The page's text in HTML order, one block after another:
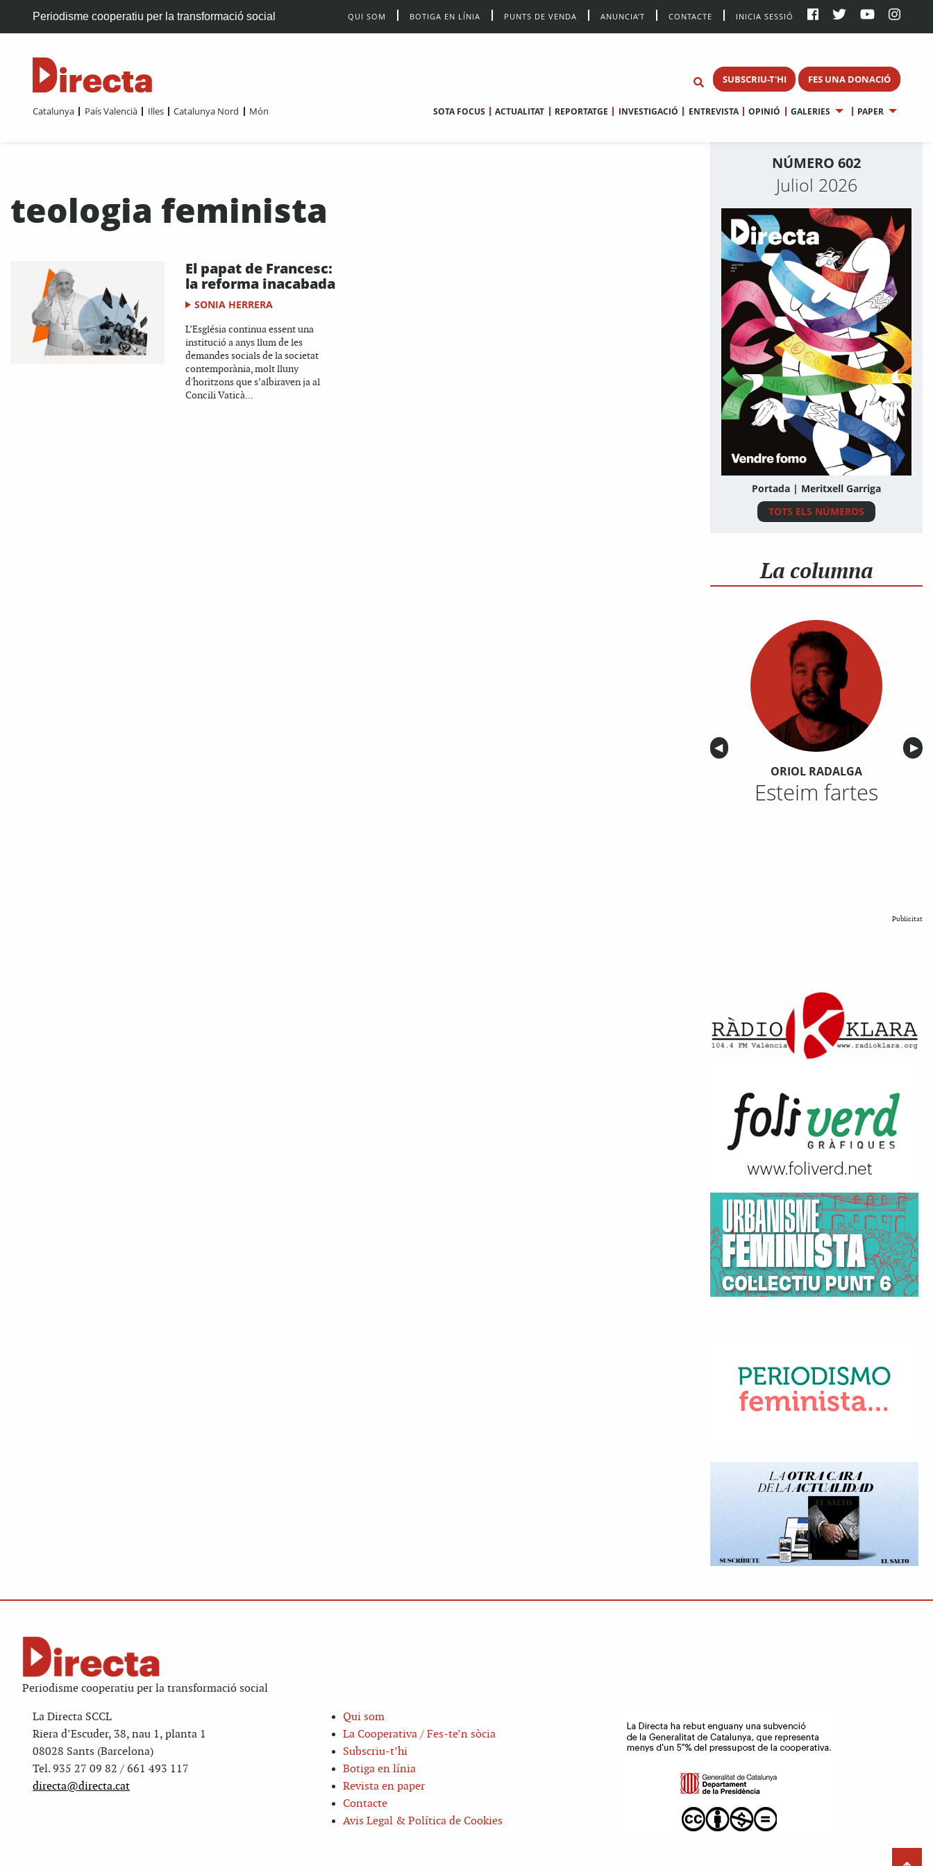
Periodisme cooperatiu per la transformació social QUI SOM BOTIGA EN LÍNIA PUNTS DE VENDA ANUNCIA’T CONTACTE INICIA SESSIÓ
SUBSCRIU-T'HI FES UNA DONACIÓ
Catalunya País Valencià Illes Catalunya Nord Món SOTA FOCUS ACTUALITAT REPORTATGE INVESTIGACIÓ ENTREVISTA OPINIÓ GALERIES PAPER
teologia feminista
El papat de Francesc:
la reforma inacabada
SONIA HERRERA
L’Església continua essent una
institució a anys llum de les
demandes socials de la societat
contemporània, molt lluny
d'horitzons que s’albiraven ja al
Concili Vaticà...
NÚMERO 602
Juliol 2026
Portada | Meritxell Garriga
TOTS ELS NÚMEROS
La columna
Anterior
◀︎ ▶︎
ORIOL RADALGA
Esteim fartes
Publicitat
Periodisme cooperatiu per la transformació social
La Directa SCCL
Riera d’Escuder, 38, nau 1, planta 1
08028 Sants (Barcelona)
Tel. 935 27 09 82 / 661 493 117
directa@directa.cat
Qui som
La Cooperativa / Fes-te’n sòcia
Subscriu-t’hi
Botiga en línia
Revista en paper
Contacte
Avis Legal & Política de Cookies